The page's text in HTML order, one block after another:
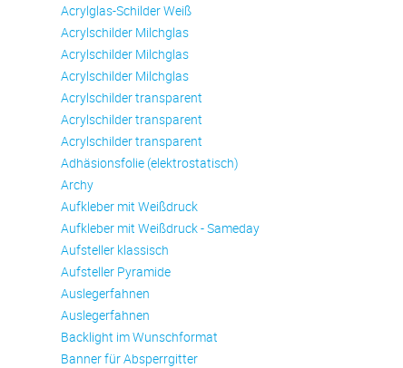
Acrylglas-Schilder Weiß
Acrylschilder Milchglas
Acrylschilder Milchglas
Acrylschilder Milchglas
Acrylschilder transparent
Acrylschilder transparent
Acrylschilder transparent
Adhäsionsfolie (elektrostatisch)
Archy
Aufkleber mit Weißdruck
Aufkleber mit Weißdruck - Sameday
Aufsteller klassisch
Aufsteller Pyramide
Auslegerfahnen
Auslegerfahnen
Backlight im Wunschformat
Banner für Absperrgitter